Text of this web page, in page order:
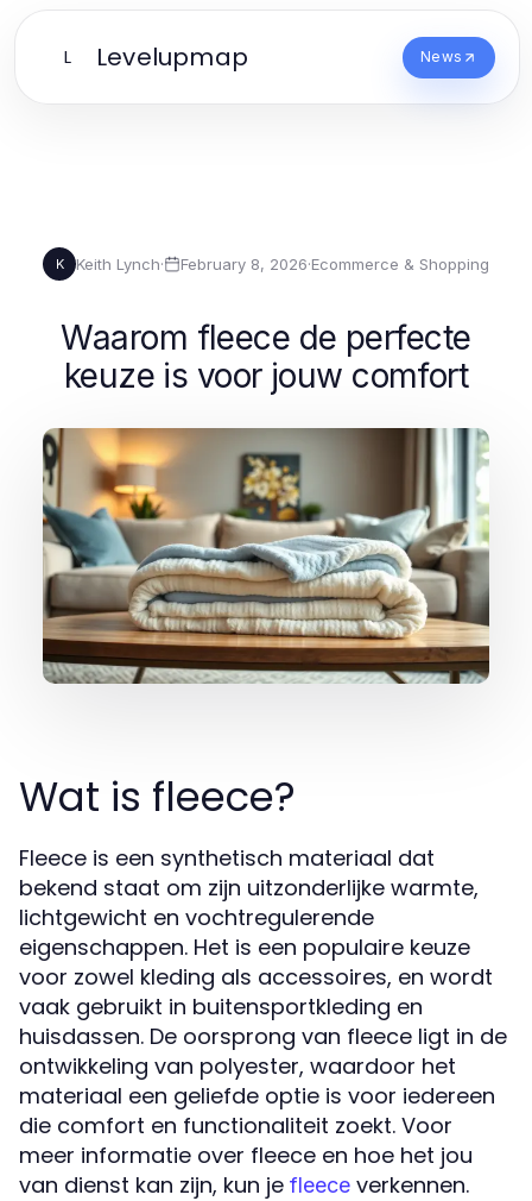
L Levelupmap News
K Keith Lynch· February 8, 2026·Ecommerce & Shopping
Waarom fleece de perfecte
keuze is voor jouw comfort
Wat is fleece?
Fleece is een synthetisch materiaal dat
bekend staat om zijn uitzonderlijke warmte,
lichtgewicht en vochtregulerende
eigenschappen. Het is een populaire keuze
voor zowel kleding als accessoires, en wordt
vaak gebruikt in buitensportkleding en
huisdassen. De oorsprong van fleece ligt in de
ontwikkeling van polyester, waardoor het
materiaal een geliefde optie is voor iedereen
die comfort en functionaliteit zoekt. Voor
meer informatie over fleece en hoe het jou
van dienst kan zijn, kun je fleece verkennen.